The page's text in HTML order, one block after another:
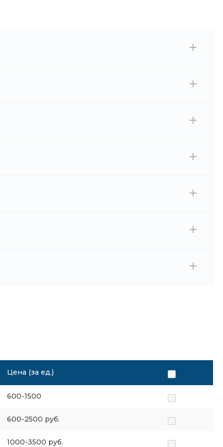
Цена (за ед.)
600-1500
600-2500 руб.
1000-3500 руб.